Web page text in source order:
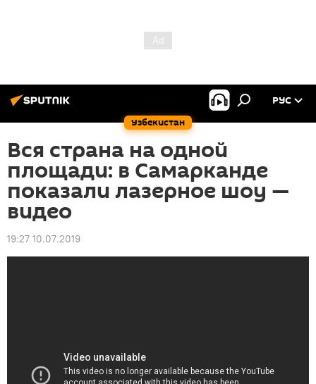
Узбекистан
РУС
Вся страна на одной
площади: в Самарканде
показали лазерное шоу —
видео
19:27 10.07.2019